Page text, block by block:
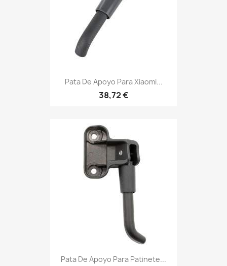
Pata De Apoyo Para Xiaomi...
38,72 €
Pata De Apoyo Para Patinete...